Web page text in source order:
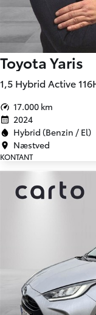
Toyota Yaris
1,5 Hybrid Active
17.000 km
2024
Hybrid (Benzin / El)
Næstved
KONTANT